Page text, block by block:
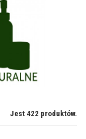
Jest 422 produktów.